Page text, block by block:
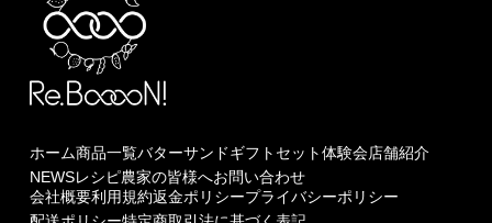
ホーム商品一覧バターサンドギフトセット体験会店舗紹介
NEWSレシピ農家の皆様へお問い合わせ
会社概要利用規約返金ポリシープライバシーポリシー